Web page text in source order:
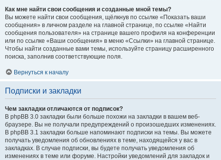
Как мне найти свои сообщения и созданные мной темы?
Вы можете найти свои сообщения, щёлкнув по ссылке «Показать ваши
сообщения» в личном разделе на главной странице, по ссылке «Найти
сообщения пользователя» на странице вашего профиля на конференции
или по ссылке «Ваши сообщения» в меню «Ссылки» на главной странице.
Чтобы найти созданные вами темы, используйте страницу расширенного
поиска, заполнив соответствующие поля.
Вернуться к началу
Подписки и закладки
Чем закладки отличаются от подписок?
В phpBB 3.0 закладки были больше похожи на закладки в вашем веб-
браузере. Вы не получали предупреждений о произошедших изменениях.
В phpBB 3.1 закладки больше напоминают подписки на темы. Вы можете
получать уведомления об обновлениях в теме, находящейся у вас в
закладках. В случае подписки, вы будете получать уведомления об
изменениях в теме или форуме. Настройки уведомлений для закладок и